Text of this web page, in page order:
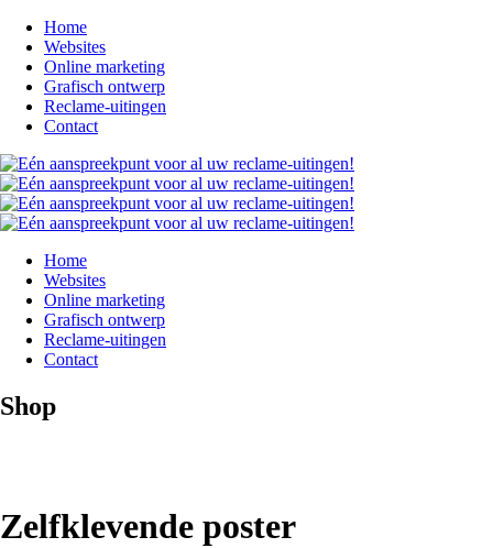
Home
Websites
Online marketing
Grafisch ontwerp
Reclame-uitingen
Contact
Home
Websites
Online marketing
Grafisch ontwerp
Reclame-uitingen
Contact
Shop
Zelfklevende poster